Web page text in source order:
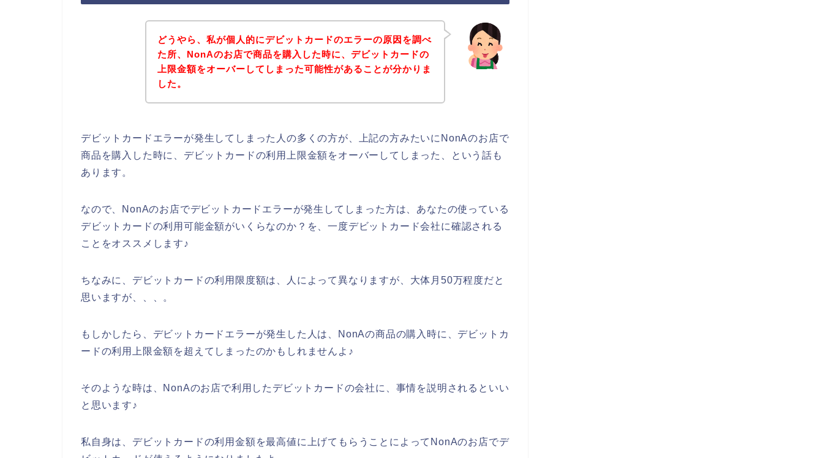
どうやら、私が個人的にデビットカードのエラーの原因を調べ
た所、NonAのお店で商品を購入した時に、デビットカードの
上限金額をオーバーしてしまった可能性があることが分かりま
した。
デビットカードエラーが発生してしまった人の多くの方が、上記の方みたいにNonAのお店で
商品を購入した時に、デビットカードの利用上限金額をオーバーしてしまった、という話も
あります。
なので、NonAのお店でデビットカードエラーが発生してしまった方は、あなたの使っている
デビットカードの利用可能金額がいくらなのか？を、一度デビットカード会社に確認される
ことをオススメします♪
ちなみに、デビットカードの利用限度額は、人によって異なりますが、大体月50万程度だと
思いますが、、、。
もしかしたら、デビットカードエラーが発生した人は、NonAの商品の購入時に、デビットカ
ードの利用上限金額を超えてしまったのかもしれませんよ♪
そのような時は、NonAのお店で利用したデビットカードの会社に、事情を説明されるといい
と思います♪
私自身は、デビットカードの利用金額を最高値に上げてもらうことによってNonAのお店でデ